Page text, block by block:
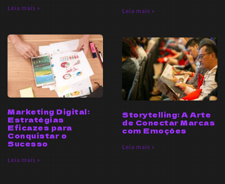
Leia mais » Leia mais »
Marketing Digital:
Estratégias
Eficazes para
Conquistar o
Sucesso
Leia mais »
Storytelling: A Arte
de Conectar Marcas
com Emoções
Leia mais »